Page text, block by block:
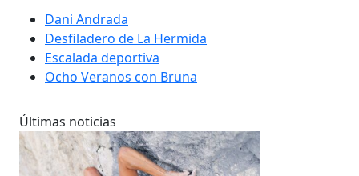
Dani Andrada
Desfiladero de La Hermida
Escalada deportiva
Ocho Veranos con Bruna
Últimas noticias